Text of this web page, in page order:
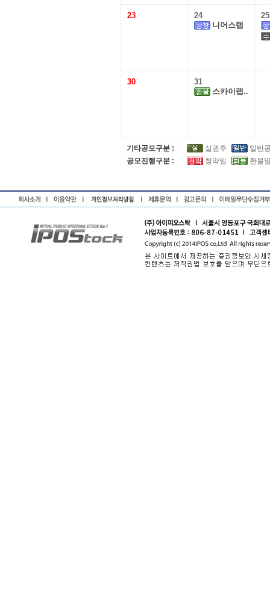
23
24
니어스랩
25
30
31
스카이랩..
기타공모구분 : 실권주
일반
공모진행구분 :
청약일 환불